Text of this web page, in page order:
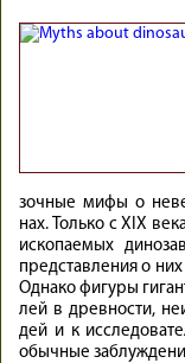
зоч­ные ми­фы о
нах. Толь­ко с XIX
ис­ко­па­е­мых
пред­став­ле­ния о
Од­на­ко фи­гу­ры
лей в древ­но­сти,
дей и к
обыч­ные